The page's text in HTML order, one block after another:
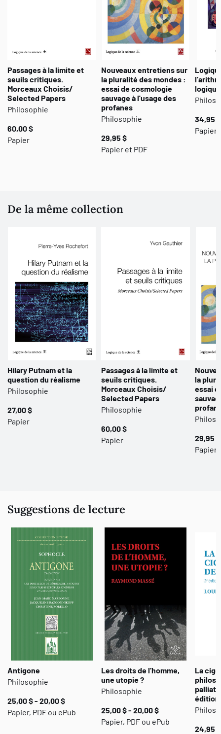
Passages à la limite et
seuils critiques.
Morceaux Choisis/
Selected Papers
Philosophie
60,00 $
Papier
Nouveaux entretiens sur
la pluralité des mondes :
essai de cosmologie
sauvage à l'usage des
profanes
Philosophie
29,95 $
Papier et PDF
logique
34,95 $
Papier
De la même collection
Hilary Putnam et la
question du réalisme
Philosophie
27,00 $
Papier
Passages à la limite et
seuils critiques.
Morceaux Choisis/
Selected Papers
Philosophie
60,00 $
Papier
la
essai
29,95 $
Papier
Suggestions de lecture
Antigone
Philosophie
25,00 $ - 20,00 $
Papier, PDF ou ePub
Les droits de l’homme,
une utopie ?
Philosophie
25,00 $ - 20,00 $
Papier, PDF ou ePub
La
24,95